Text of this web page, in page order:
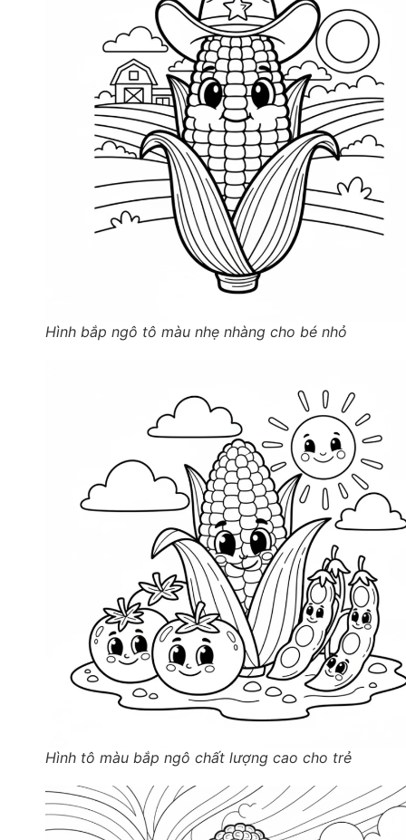
Hình bắp ngô tô màu nhẹ nhàng cho bé nhỏ
Hình tô màu bắp ngô chất lượng cao cho trẻ